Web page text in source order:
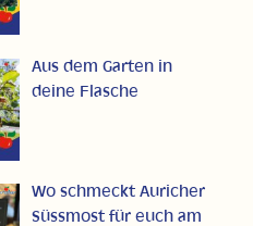
Aus dem Garten in
deine Flasche
Wo schmeckt Auricher
Süssmost für euch am